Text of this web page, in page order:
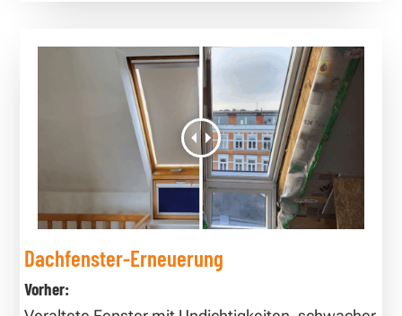
Dachfenster-Erneuerung
Vorher: